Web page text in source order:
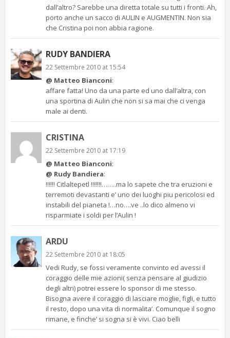
dall’altro? Sarebbe una diretta totale su tutti i fronti. Ah,
porto anche un sacco di AULIN e AUGMENTIN. Non sia
che Cristina poi non abbia ragione.
RUDY BANDIERA
22 Settembre 2010 at 15:54
@ Matteo Bianconi:
affare fatta! Uno da una parte ed uno dall’altra, con
una sportina di Aulin che non si sa mai che ci venga
male ai denti.
CRISTINA
22 Settembre 2010 at 17:19
@ Matteo Bianconi:
@ Rudy Bandiera:
!!!!!! Citlaltepetl !!!!!!!……..ma lo sapete che tra eruzioni e
terremoti devastanti e’ uno dei luoghi piu pericolosi ed
instabili del pianeta !…no….ve ..lo dico almeno vi
risparmiate i soldi per l’Aulin !
ARDU
22 Settembre 2010 at 18:05
Vedi Rudy, se fossi veramente convinto ed avessi il
coraggio delle mie azioni( senza pensare al giudizio
degli altri) potrei essere lo sponsor di me stesso.
Bisogna avere il coraggio di lasciare moglie, figli, e tutto
il resto, dopo una vita di normalita’. Comunque il sogno
rimane, e finche’ si sogna si è vivi. Ciao belli